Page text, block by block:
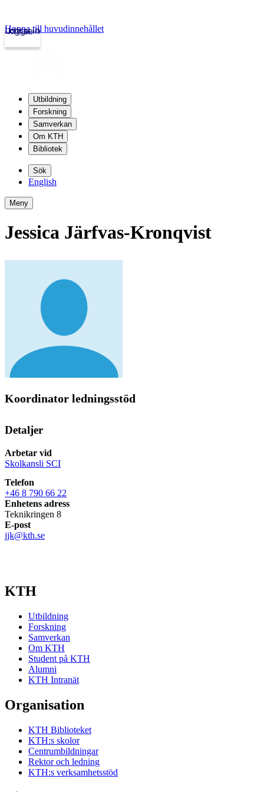
kth.se
Logga in
Hoppa till huvudinnehållet
Utbildning
Forskning
Samverkan
Om KTH
Bibliotek
Sök
English
Meny
Jessica Järfvas-Kronqvist
Koordinator ledningsstöd
Detaljer
Arbetar vid
Skolkansli SCI
Telefon
+46 8 790 66 22
Enhetens adress
Teknikringen 8
E-post
jjk@kth.se
KTH
Utbildning
Forskning
Samverkan
Om KTH
Student på KTH
Alumni
KTH Intranät
Organisation
KTH Biblioteket
KTH:s skolor
Centrumbildningar
Rektor och ledning
KTH:s verksamhetsstöd